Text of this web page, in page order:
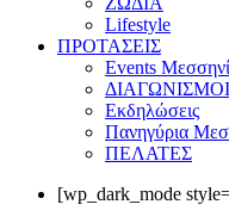
Lifestyle
ΠΡΟΤΑΣΕΙΣ
Events
ΔΙΑΓΩΝΙΣΜΟΙ
Εκδηλώσεις
Πανηγύρια
ΠΕΛΑΤΕΣ
[wp_dark_mode